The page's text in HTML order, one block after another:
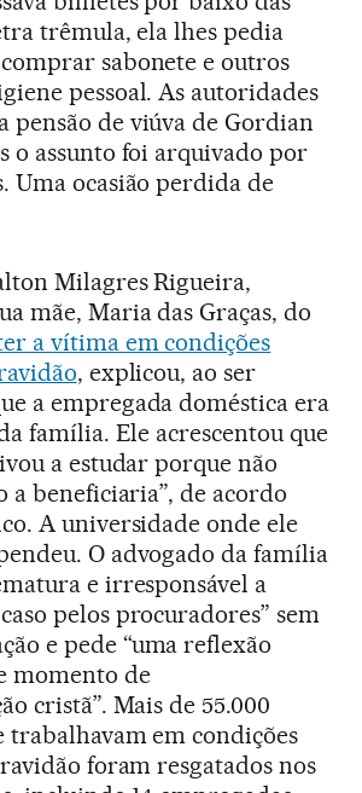
trêmula, ela lhes pedia
sabonete e outros
pessoal. As autoridades
pensão de viúva de Gordian
o assunto foi arquivado por
Uma ocasião perdida de
Milagres Rigueira,
mãe, Maria das Graças, do
a vítima em condições
, explicou, ao ser
a empregada doméstica era
família. Ele acrescentou que
a estudar porque não
a beneficiaria”, de acordo
A universidade onde ele
O advogado da família
e irresponsável a
pelos procuradores” sem
e pede “uma reflexão
momento de
cristã”. Mais de 55.000
trabalhavam em condições
foram resgatados nos